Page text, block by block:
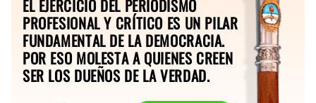
EL EJERCICIO DEL PERIODISMO
PROFESIONAL Y CRÍTICO ES UN PILAR
FUNDAMENTAL DE LA DEMOCRACIA.
POR ESO MOLESTA A QUIENES CREEN
SER LOS DUEÑOS DE LA VERDAD.